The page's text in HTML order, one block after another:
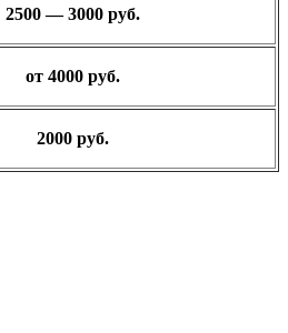
2500 — 3000 руб.
от 4000 руб.
2000 руб.